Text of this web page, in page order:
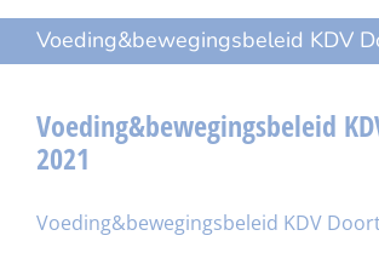
Voeding&bewegingsbeleid KDV
Voeding&bewegingsbeleid
2021
Voeding&bewegingsbeleid KDV